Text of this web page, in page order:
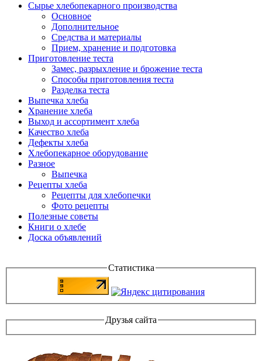
Сырье хлебопекарного производства
Основное
Дополнительное
Средства и материалы
Прием, хранение и подготовка
Приготовление теста
Замес, разрыхление и брожение теста
Способы приготовления теста
Разделка теста
Выпечка хлеба
Хранение хлеба
Выход и ассортимент хлеба
Качество хлеба
Дефекты хлеба
Хлебопекарное оборудование
Разное
Выпечка
Рецепты хлеба
Рецепты для хлебопечки
Фото рецепты
Полезные советы
Книги о хлебе
Доска объявлений
Статистика
Друзья сайта